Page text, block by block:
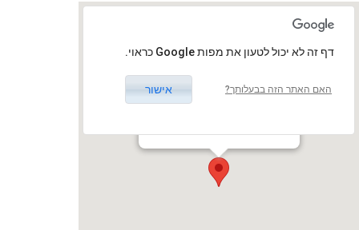
היכל התרבות
‏דף זה לא יכול לטעון את מפות Google כראוי.
האם האתר הזה בבעלותך? אישור